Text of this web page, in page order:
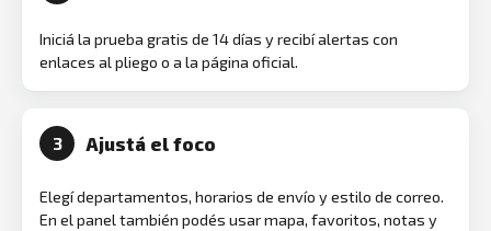
Iniciá la prueba gratis de 14 días y recibí alertas con
enlaces al pliego o a la página oficial.
3 Ajustá el foco
Elegí departamentos, horarios de envío y estilo de correo.
En el panel también podés usar mapa, favoritos, notas y